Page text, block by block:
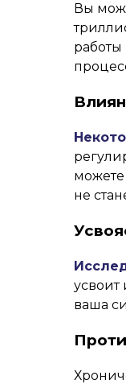
Вы
работы
можете
не
ваша